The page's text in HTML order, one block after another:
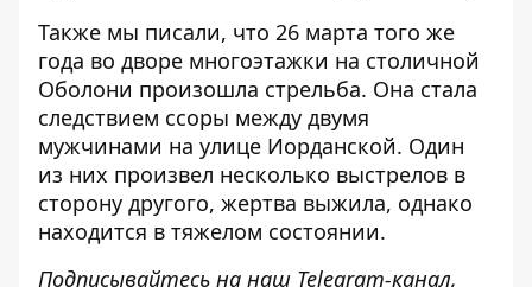
Также мы писали, что 26 марта того же
года во дворе многоэтажки на столичной
Оболони произошла стрельба. Она стала
следствием ссоры между двумя
мужчинами на улице Иорданской. Один
из них произвел несколько выстрелов в
сторону другого, жертва выжила, однако
находится в тяжелом состоянии.
Подписывайтесь на наш Telegram-канал,